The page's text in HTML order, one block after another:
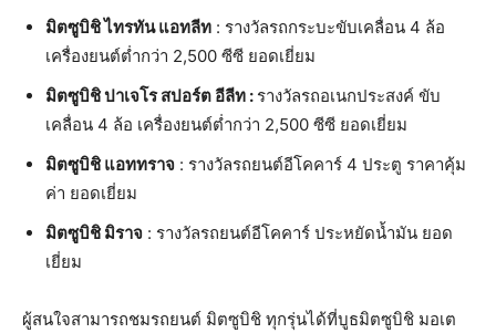
มิตซูบิชิไทรทัน แอทลีท : รางวัลรถกระบะขับเคลื่อน 4 ล้อ
เครื่องยนต์ต่ำกว่า 2,500 ซีซี ยอดเยี่ยม
มิตซูบิชิปาเจโร สปอร์ต อีลีท : รางวัลรถอเนกประสงค์ ขับ
เคลื่อน 4 ล้อ เครื่องยนต์ต่ำกว่า 2,500 ซีซี ยอดเยี่ยม
มิตซูบิชิ แอททราจ : รางวัลรถยนต์อีโคคาร์ 4 ประตู ราคาคุ้ม
ค่า ยอดเยี่ยม
มิตซูบิชิ มิราจ : รางวัลรถยนต์อีโคคาร์ ประหยัดน้ำมัน ยอด
เยี่ยม
ผู้สนใจสามารถชมรถยนต์ มิตซูบิชิ ทุกรุ่นได้ที่บูธมิตซูบิชิ มอเต